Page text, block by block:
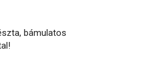
bámulatos